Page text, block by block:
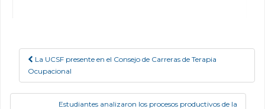
Post navigation
La UCSF presente en el Consejo de Carreras de Terapia
Ocupacional
Estudiantes analizaron los procesos productivos de la